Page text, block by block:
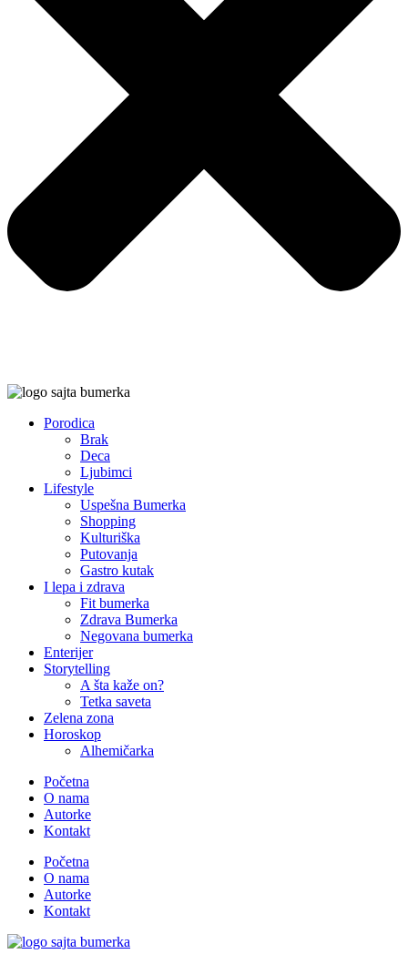
Porodica
Brak
Deca
Ljubimci
Lifestyle
Uspešna Bumerka
Shopping
Kulturiška
Putovanja
Gastro kutak
I lepa i zdrava
Fit bumerka
Zdrava Bumerka
Negovana bumerka
Enterijer
Storytelling
A šta kaže on?
Tetka saveta
Zelena zona
Horoskop
Alhemičarka
Početna
O nama
Autorke
Kontakt
Početna
O nama
Autorke
Kontakt